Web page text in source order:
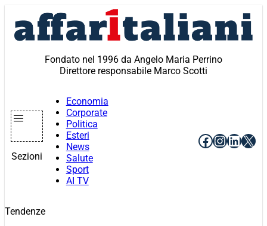
contenuto
Fondato nel 1996 da Angelo Maria Perrino
Direttore responsabile Marco Scotti
Sezioni
Economia
Corporate
Politica
Esteri
News
Salute
Sport
AI TV
Facebook
X
Tendenze